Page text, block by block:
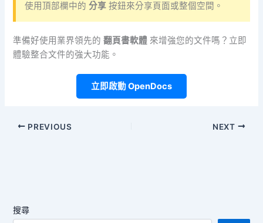
使用頂部欄中的分享 按鈕來分享頁面或整個空間。
準備好使用業界領先的翻頁書軟體 來增強您的文件嗎？立即
體驗整合文件的強大功能。
立即啟動 OpenDocs
PREVIOUS NEXT
搜尋